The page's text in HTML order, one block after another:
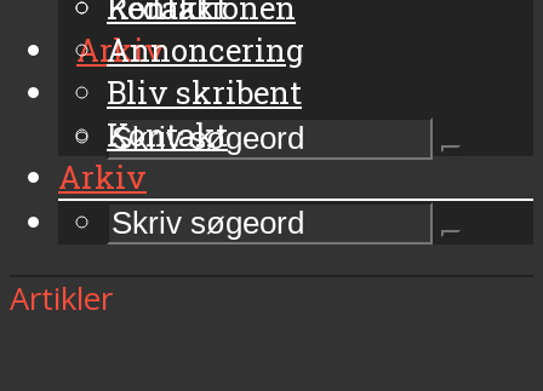
Arkiv
Annoncering
Bliv skribent
Kontakt
Arkiv
Artikler